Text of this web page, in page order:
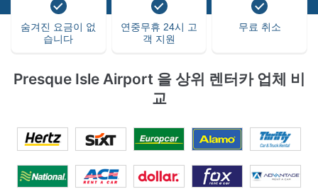
숨겨진 요금이 없
습니다
연중무휴 24시 고
객 지원
무료 취소
Presque Isle Airport 을 상위 렌터카 업체 비
교